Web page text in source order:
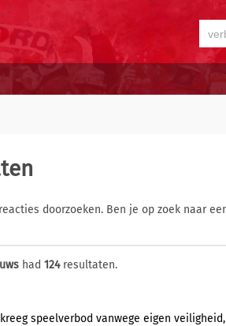
doorzoeken. Ben je op zoek naar
had 124resultaten.
speelverbod vanwege eigen veiligheid,